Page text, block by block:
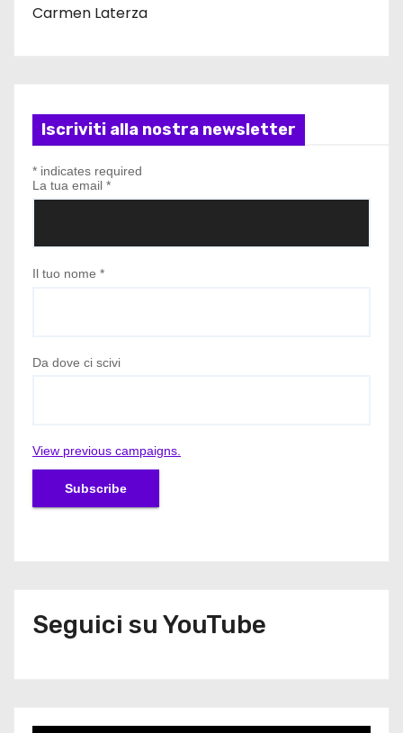
Carmen Laterza
Iscriviti alla nostra newsletter
* indicates required
La tua email *
Il tuo nome *
Da dove ci scivi
View previous campaigns.
Seguici su YouTube